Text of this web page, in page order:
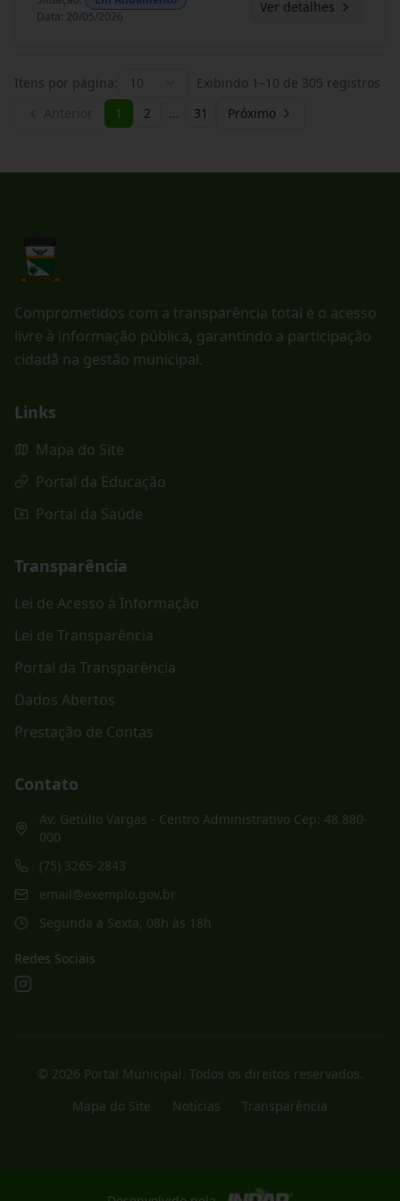
Data: 20/05/2026
Ver detalhes
Itens por página: 10 Exibindo 1 –10 de 305 registros
1 2 … 31 Próximo
Comprometidos com a transparência total e o acesso
livre à informação pública, garantindo a participação
cidadã na gestão municipal.
Links
Mapa do Site
Portal da Educação
Portal da Saúde
Transparência
Lei de Acesso à Informação
Lei de Transparência
Portal da Transparência
Dados Abertos
Prestação de Contas
Contato
Av. Getúlio Vargas - Centro Administrativo Cep: 48.880-
000
(75) 3265-2843
email@exemplo.gov.br
Segunda a Sexta, 08h às 18h
Redes Sociais
© 2026 Portal Municipal. Todos os direitos reservados.
Mapa do Site
Notícias Transparência